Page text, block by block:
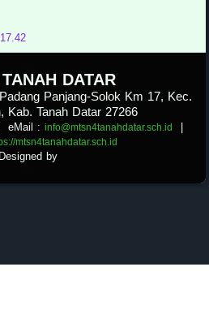
DATAR
Panjang-Solok Km 17, Kec.
Kab. Tanah Datar 27266
| eMail : info@mtsn4tanahdatar.sch.id
mtsn4tanahdatar.sch.id
Designed by